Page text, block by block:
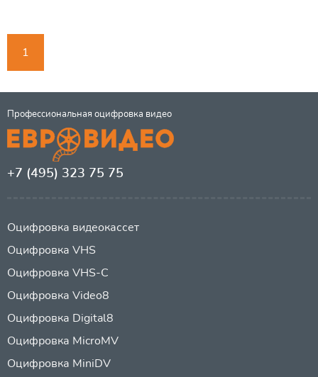
1
Профессиональная оцифровка видео
+7 (495) 323 75 75
Оцифровка видеокассет
Оцифровка VHS
Оцифровка VHS-C
Оцифровка Video8
Оцифровка Digital8
Оцифровка MicroMV
Оцифровка MiniDV